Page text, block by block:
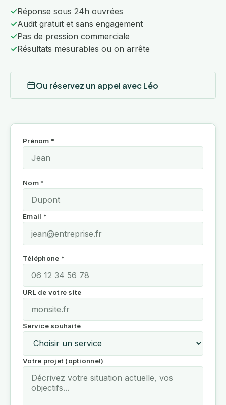
✓Réponse sous 24h ouvrées
✓Audit gratuit et sans engagement
✓Pas de pression commerciale
✓Résultats mesurables ou on arrête
Ou réservez un appel avec Léo
Prénom *
Nom *
Email *
Téléphone *
URL de votre site
Service souhaité
Votre projet (optionnel)